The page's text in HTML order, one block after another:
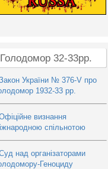
Голодомор 32-33рр.
України № 376-V про
1932-33 рр.
визнання
спільнотою
над організаторами
Геноциду